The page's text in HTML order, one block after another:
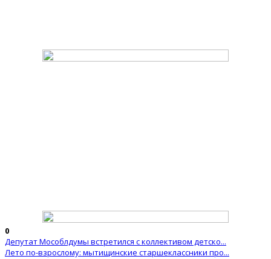
0
Депутат Мособлдумы встретился с коллективом детско...
Лето по-взрослому: мытищинские старшеклассники про...